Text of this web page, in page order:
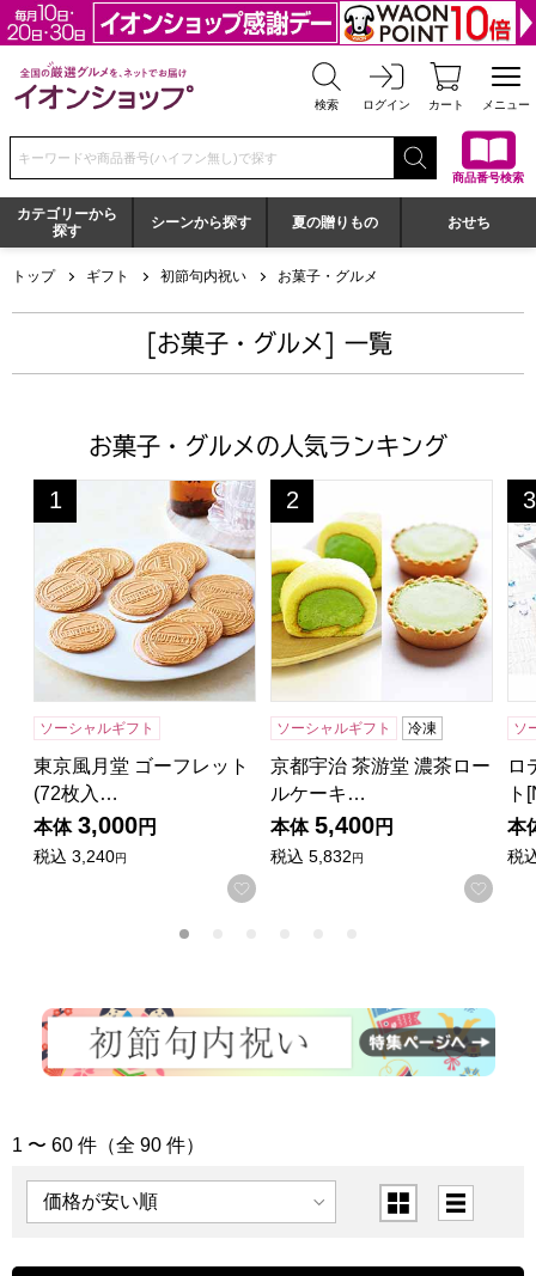
全国の厳選グルメを、ネットでお届け イオンショップ
検索 ログイン カート メニュー
検索キーワードまたは商品番号を入力してください
商品番号検索
カテゴリーから
探す
シーンから探す 夏の贈りもの おせち
トップ ギフト 初節句内祝い お菓子・グルメ
[お菓子・グルメ] 一覧
お菓子・グルメの人気ランキング
東京風月堂 ゴーフレット(72枚入)【年間ギフト】
1
位
ソーシャルギフト
東京風月堂 ゴーフレット
(72枚入…
本体 3,000円
税込 3,240円
お気に入りに登録する
京都宇治 茶游堂 濃茶ロール
2
位
ソーシャルギフト 冷凍
京都宇治 茶游堂 濃茶ロー
ルケーキ…
本体 5,400円
税込 5,832円
お気
3
位
ソ
ロ
本
税
「お菓子・グルメ」の商品一覧
1 〜 60 件（全 90 件）
表示順 表示切替